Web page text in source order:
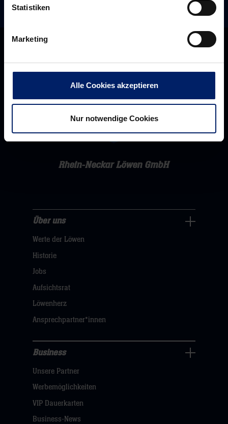
Statistiken
Marketing
Alle Cookies akzeptieren
Nur notwendige Cookies
Rhein-Neckar Löwen GmbH
uns
Navigation
öffnen,
hier
Über uns
Werte der Löwen
Historie
Jobs
Aufsichtsrat
Löwenherz
Ansprechpartner*innen
Navigation
öffnen,
dann
klicken
Business
Unsere Partner
Werbemöglichkeiten
VIP Dauerkarten
Business-News